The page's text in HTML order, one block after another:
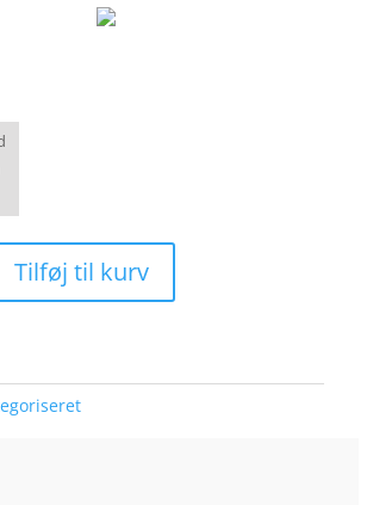
Tilføj til kurv